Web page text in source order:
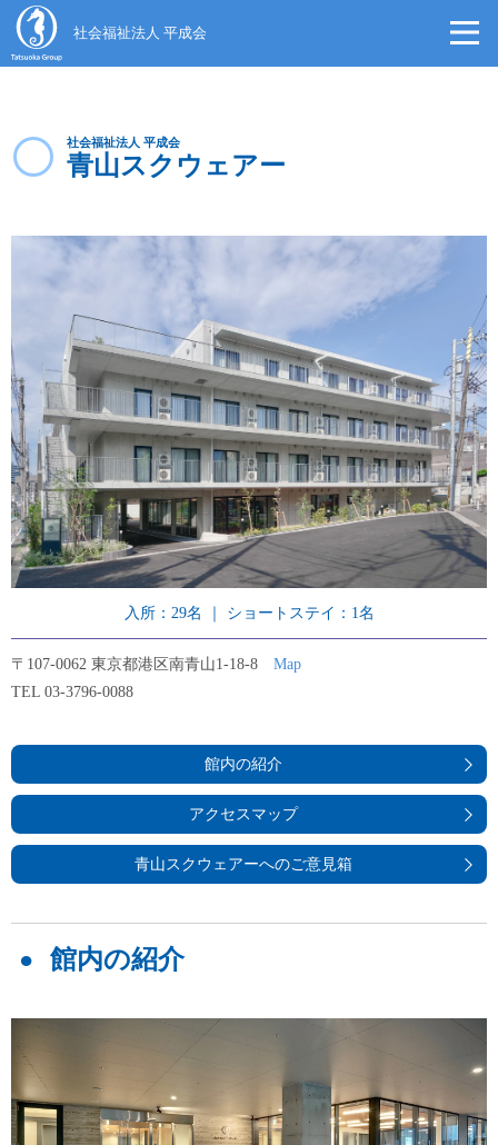
社会福祉法人 平成会
社会福祉法人 平成会
青山スクウェアー
入所：29名 ｜ ショートステイ：1名
〒107-0062 東京都港区南青山1-18-8 Map
TEL 03-3796-0088
館内の紹介
アクセスマップ
青山スクウェアーへのご意見箱
館内の紹介